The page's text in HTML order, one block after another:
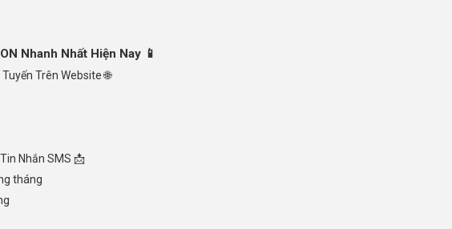
Nhanh Nhất Hiện Nay 📱
Trên Website 🌐
Nhắn SMS 📩
tháng